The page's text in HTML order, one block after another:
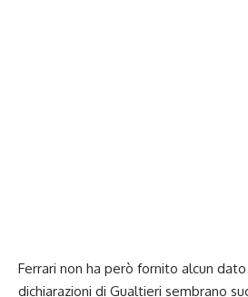
Ferrari non ha però fornito alcun
dichiarazioni di Gualtieri sembrano